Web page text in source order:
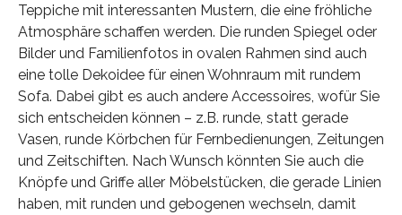
Teppiche mit interessanten Mustern, die eine fröhliche
Atmosphäre schaffen werden. Die runden Spiegel oder
Bilder und Familienfotos in ovalen Rahmen sind auch
eine tolle Dekoidee für einen Wohnraum mit rundem
Sofa. Dabei gibt es auch andere Accessoires, wofür Sie
sich entscheiden können – z.B. runde, statt gerade
Vasen, runde Körbchen für Fernbedienungen, Zeitungen
und Zeitschiften. Nach Wunsch könnten Sie auch die
Knöpfe und Griffe aller Möbelstücken, die gerade Linien
haben, mit runden und gebogenen wechseln, damit